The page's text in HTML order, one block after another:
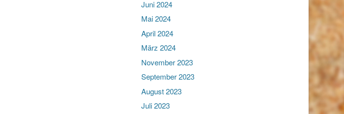
Juni 2024
Mai 2024
April 2024
März 2024
November 2023
September 2023
August 2023
Juli 2023